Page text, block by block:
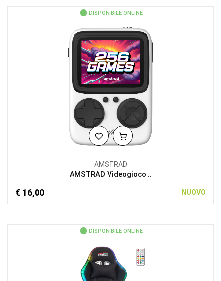
DISPONIBILE ONLINE
AMSTRAD
AMSTRAD Videogioco...
€ 16,00 NUOVO
DISPONIBILE ONLINE